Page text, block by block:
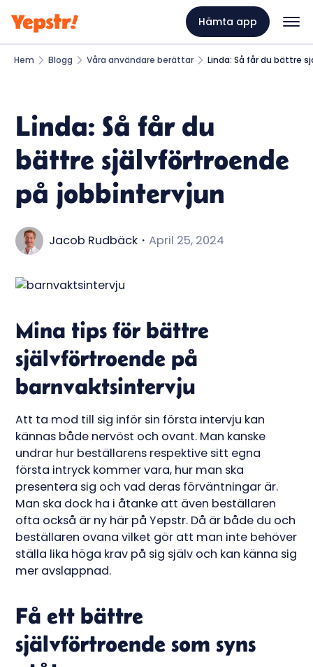
Hämta app
Hem Blogg Våra användare berättar Linda: Så får du bättre
Linda: Så får du
bättre självförtroende
på jobbintervjun
Jacob Rudbäck ・April 25, 2024
Mina tips för bättre
självförtroende på
barnvaktsintervju
Att ta mod till sig inför sin första intervju kan
kännas både nervöst och ovant. Man kanske
undrar hur beställarens respektive sitt egna
första intryck kommer vara, hur man ska
presentera sig och vad deras förväntningar är.
Man ska dock ha i åtanke att även beställaren
ofta också är ny här på Yepstr. Då är både du och
beställaren ovana vilket gör att man inte behöver
ställa lika höga krav på sig själv och kan känna sig
mer avslappnad.
Få ett bättre
självförtroende som syns